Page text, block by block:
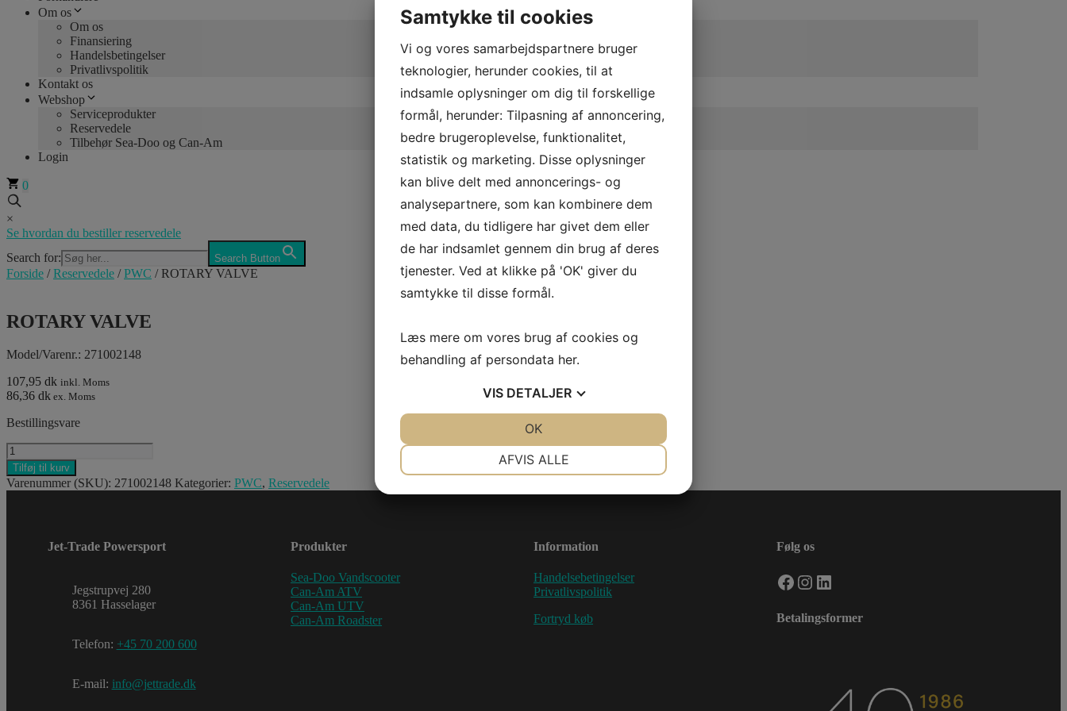
Om os
Om os
Finansiering
Handelsbetingelser
Privatlivspolitik
Kontakt os
Webshop
Serviceprodukter
Reservedele
Tilbehør Sea-Doo og Can-Am
Login
0
×
Se hvordan du bestiller reservedele
Search for:
Search Button
Forside /Reservedele /PWC / ROTARY VALVE
ROTARY VALVE
Model/Varenr.: 271002148
107,95 dk inkl. Moms
86,36 dk ex. Moms
Bestillingsvare
ROTARY
VALVE
antal
Tilføj til kurv
Varenummer (SKU): 271002148 Kategorier: PWC, Reservedele
Jet-Trade Powersport
Jegstrupvej 280
8361 Hasselager
Telefon: +45 70 200 600
E-mail: info@jettrade.dk
Produkter
Sea-Doo Vandscooter
Can-Am ATV
Can-Am UTV
Can-Am Roadster
Information
Handelsebetingelser
Privatlivspolitik
Fortryd køb
Følg os
Facebook
Instagram
LinkedIn
Betalingsformer
Samtykke til cookies
Vi og vores samarbejdspartnere bruger
teknologier, herunder cookies, til at
indsamle oplysninger om dig til forskellige
formål, herunder: Tilpasning af annoncering,
bedre brugeroplevelse, funktionalitet,
statistik og marketing. Disse oplysninger
kan blive delt med annoncerings- og
analysepartnere, som kan kombinere dem
med data, du tidligere har givet dem eller
de har indsamlet gennem din brug af deres
tjenester. Ved at klikke på 'OK' giver du
samtykke til disse formål.
Læs mere om vores brug af cookies og
behandling af persondata her.
VIS DETALJER
AFVIS ALLE
OK